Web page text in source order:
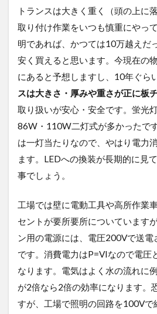
トランスは大きく重く（頭の上に
取り付け作業をいつも慎重にやっ
明であれば、かつては10万越えだ
安く買えると思います。今現在の
にあると予想しますし、10年ぐら
スは大きさ・厚みや重さが正に板
取り扱いが安心・安全です。蛍光
86W・110W二灯式が多かったで
は一灯当たりなので、やはり電力
ます。LEDへの換装が長期的に見
事でしょう。
工場では壁に電動工具や高所作業
セントが要所要所についています
ン用の電源には、電圧200Vで送電
です。消費電力はP=VIなので電圧
なります。電気はよく水の流れに
が2倍なら2倍の効率になります。
すが、工場で照明の回路を100Vで